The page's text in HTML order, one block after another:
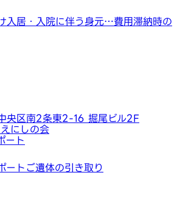
入居・入院に伴う身元…費用滞納時の
央区南2条東2-16 掘尾ビル2F
にしの会
ート
ート ご遺体の引き取り